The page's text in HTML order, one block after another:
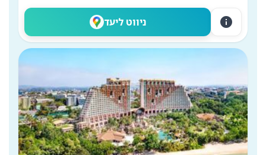
ניווט ליעד info